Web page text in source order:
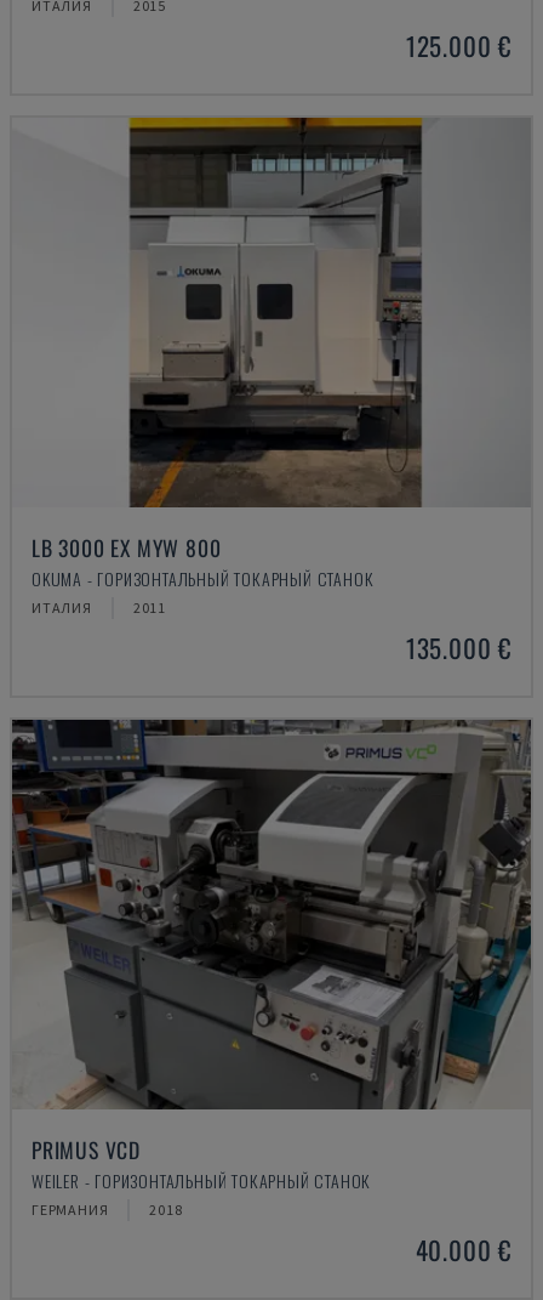
ИТАЛИЯ 2015
125.000 €
LB 3000 EX MYW 800
OKUMA - ГОРИЗОНТАЛЬНЫЙ ТОКАРНЫЙ СТАНОК
ИТАЛИЯ 2011
135.000 €
PRIMUS VCD
WEILER - ГОРИЗОНТАЛЬНЫЙ ТОКАРНЫЙ СТАНОК
ГЕРМАНИЯ 2018
40.000 €